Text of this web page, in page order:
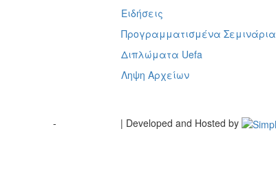
Ειδήσεις
Προγραμματισμένα Σεμινάρια
Διπλώματα Uefa
Ληψη Αρχείων
-
| Developed and Hosted by